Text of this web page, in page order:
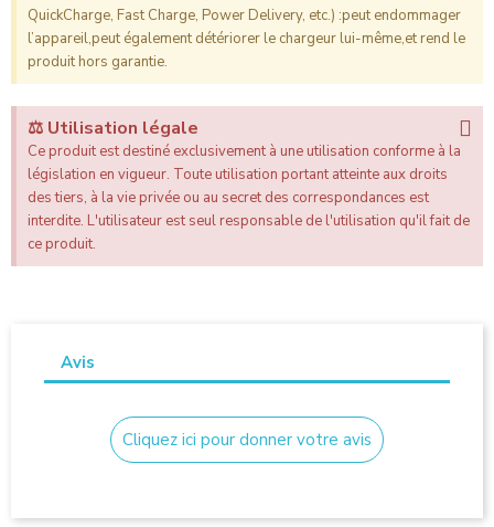
QuickCharge, Fast Charge, Power Delivery, etc.) :peut endommager
l’appareil,peut également détériorer le chargeur lui-même,et rend le
produit hors garantie.
⚖️ Utilisation légale
Ce produit est destiné exclusivement à une utilisation conforme à la
législation en vigueur. Toute utilisation portant atteinte aux droits
des tiers, à la vie privée ou au secret des correspondances est
interdite. L'utilisateur est seul responsable de l'utilisation qu'il fait de
ce produit.
Avis
Cliquez ici pour donner votre avis